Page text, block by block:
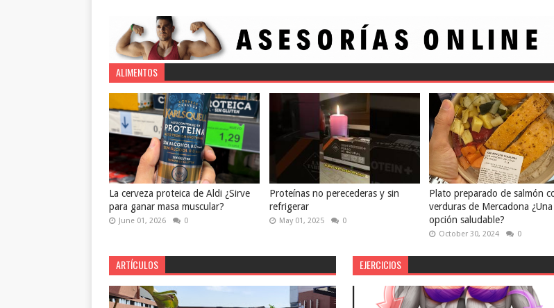
ALIMENTOS
La cerveza proteica de Aldi ¿Sirve
para ganar masa muscular?
June 01, 2026 0
Proteínas no perecederas y sin
refrigerar
May 01, 2025 0
Plato preparado de salmón
verduras de Mercadona ¿Una
opción saludable?
October 30, 2024 0
ARTÍCULOS EJERCICIOS